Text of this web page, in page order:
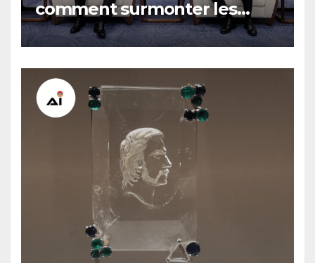
comment surmonter les
sanctions russes, selon
Hovsep Khurshudyan